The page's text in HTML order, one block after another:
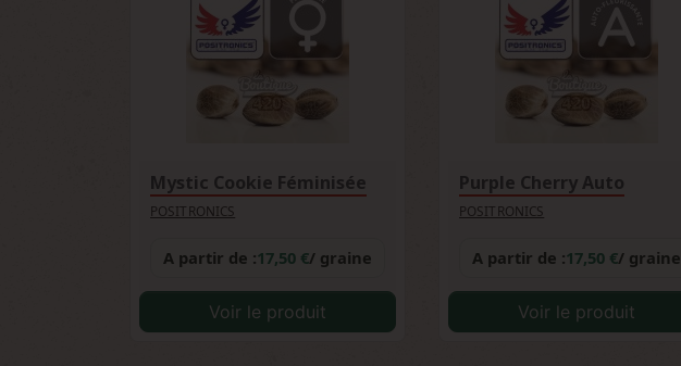
Mystic Cookie Féminisée
POSITRONICS
A partir de :17,50 €/ graine
Voir le produit
Purple Cherry Auto
POSITRONICS
A partir de :17,50 €/ graine
Voir le produit